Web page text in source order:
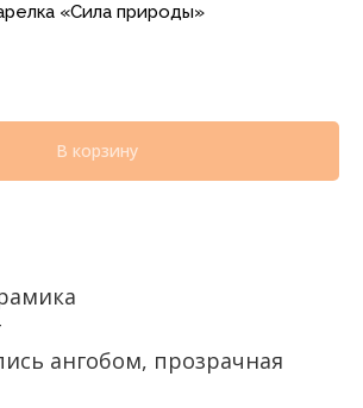
«Сила природы»
В корзину
ангобом, прозрачная